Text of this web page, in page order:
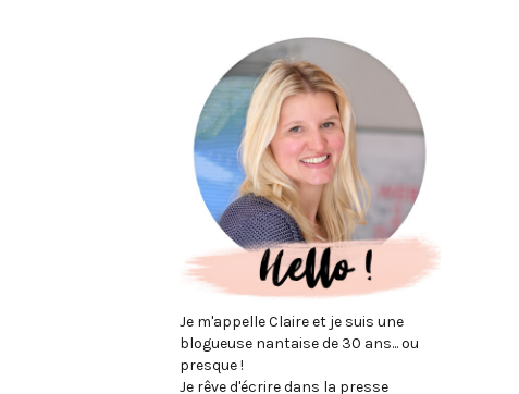
Je m'appelle Claire et je suis une
blogueuse nantaise de 30 ans... ou
presque !
Je rêve d'écrire dans la presse